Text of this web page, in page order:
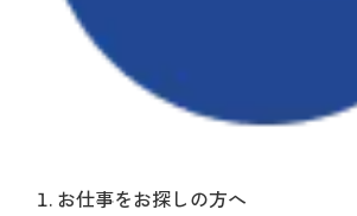
お仕事をお探しの方へ